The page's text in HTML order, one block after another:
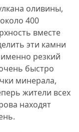
оливины,
400
вместе
эти камни
резкий
быстро
минерала,
жители всех
находят